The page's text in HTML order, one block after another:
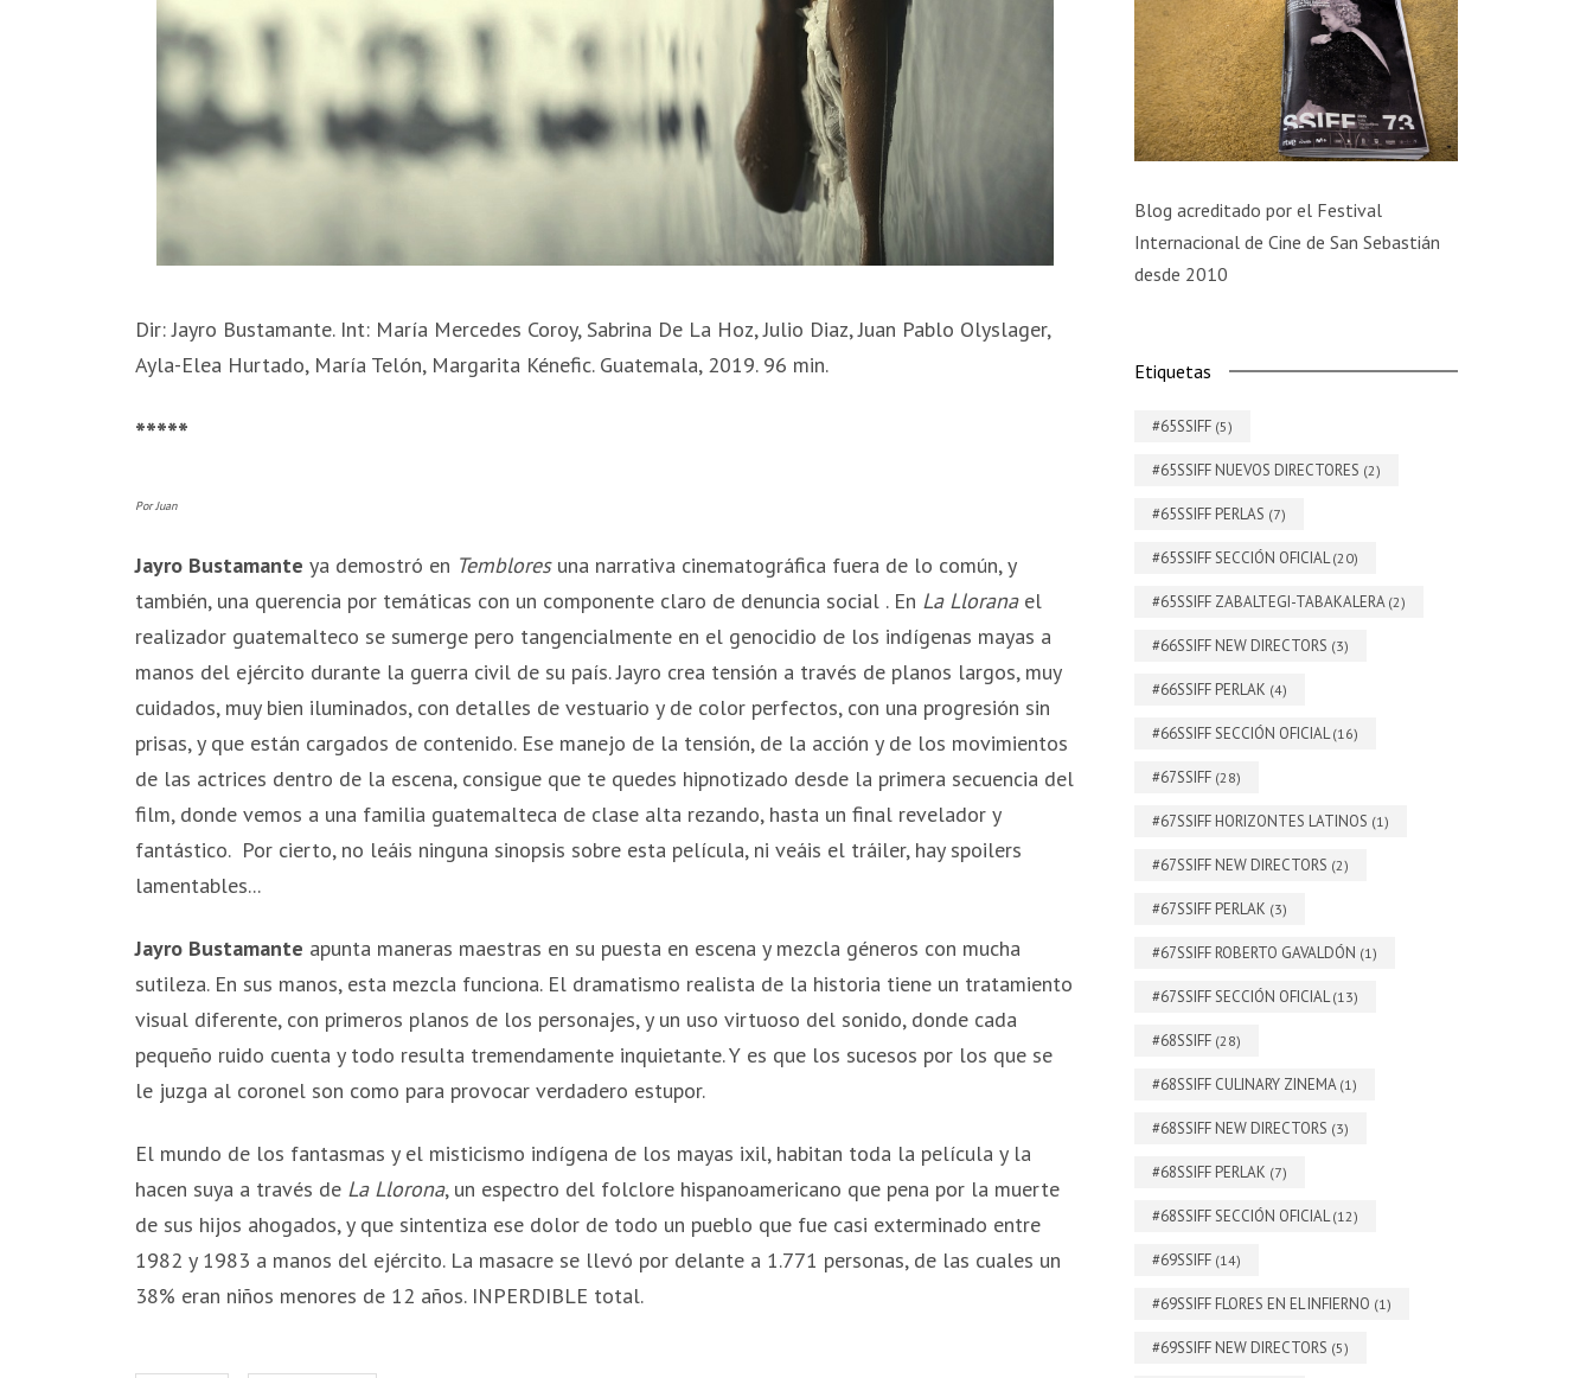
Dir: Jayro Bustamante. Int: María Mercedes Coroy, Sabrina De La Hoz, Julio Diaz, Juan Pablo Olyslager,
Ayla-Elea Hurtado, María Telón, Margarita Kénefic. Guatemala, 2019. 96 min.
*****
Por Juan
Jayro Bustamante ya demostró en Tembloresuna narrativa cinematográfica fuera de lo común, y
también, una querencia por temáticas con un componente claro de denuncia social . En La Lloranael
realizador guatemalteco se sumerge pero tangencialmente en el genocidio de los indígenas mayas a
manos del ejército durante la guerra civil de su país. Jayro crea tensión a través de planos largos, muy
cuidados, muy bien iluminados, con detalles de vestuario y de color perfectos, con una progresión sin
prisas, y que están cargados de contenido. Ese manejo de la tensión, de la acción y de los movimientos
de las actrices dentro de la escena, consigue que te quedes hipnotizado desde la primera secuencia del
film, donde vemos a una familia guatemalteca de clase alta rezando, hasta un final revelador y
fantástico. Por cierto, no leáis ninguna sinopsis sobre esta película, ni veáis el tráiler, hay spoilers
lamentables...
Jayro Bustamante apunta maneras maestras en su puesta en escena y mezcla géneros con mucha
sutileza. En sus manos, esta mezcla funciona. El dramatismo realista de la historia tiene un tratamiento
visual diferente, con primeros planos de los personajes, y un uso virtuoso del sonido, donde cada
pequeño ruido cuenta y todo resulta tremendamente inquietante. Y es que los sucesos por los que se
le juzga al coronel son como para provocar verdadero estupor.
El mundo de los fantasmas y el misticismo indígena de los mayas ixil, habitan toda la película y la
hacen suya a través de La Llorona, un espectro del folclore hispanoamericano que pena por la muerte
de sus hijos ahogados, y que sintentiza ese dolor de todo un pueblo que fue casi exterminado entre
1982 y 1983 a manos del ejército. La masacre se llevó por delante a 1.771 personas, de las cuales un
38% eran niños menores de 12 años. INPERDIBLE total.
Blog acreditado por el Festival
Internacional de Cine de San Sebastián
desde 2010
Etiquetas
#65SSIFF (5)
#65SSIFF NUEVOS DIRECTORES (2)
#65SSIFF PERLAS (7)
#65SSIFF SECCIÓN OFICIAL(20)
#65SSIFF ZABALTEGI-TABAKALERA (2)
#66SSIFF NEW DIRECTORS (3)
#66SSIFF PERLAK (4)
#66SSIFF SECCIÓN OFICIAL(16)
#67SSIFF (28)
#67SSIFF HORIZONTES LATINOS (1)
#67SSIFF NEW DIRECTORS (2)
#67SSIFF PERLAK (3)
#67SSIFF ROBERTO GAVALDÓN (1)
#67SSIFF SECCIÓN OFICIAL(13)
#68SSIFF (28)
#68SSIFF CULINARY ZINEMA (1)
#68SSIFF NEW DIRECTORS (3)
#68SSIFF PERLAK (7)
#68SSIFF SECCIÓN OFICIAL(12)
#69SSIFF (14)
#69SSIFF FLORES EN EL INFIERNO (1)
#69SSIFF NEW DIRECTORS (5)